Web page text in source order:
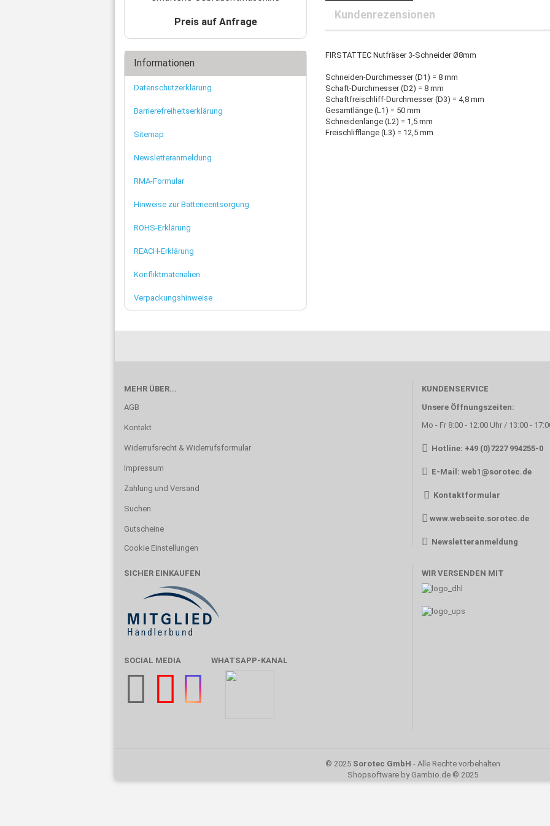
Steuerleitung
Motoranschlussleitung
Flachbandkabel
Zahnriemen
Ø 25 mm-Klauenkupplungen
Ø 30 mm-Klauenkupplungen
Ø 40 mm-Klauenkupplungen
Wasserabscheider
Einschraubtüllen
Schalldämpfer
Verschluss-Schraube
Rückschlagventil
Sonstiges
Kundenrezensionen
FIRSTATTEC Nutfräser 3-Schneider Ø8mm
Schneiden-Durchmesser (D1) = 8 mm
Schaft-Durchmesser (D2) = 8 mm
Schaftfreischliff-Durchmesser (D3) = 4,8 mm
Gesamtlänge (L1) = 50 mm
Schneidenlänge (L2) = 1,5 mm
Freischlifflänge (L3) = 12,5 mm
Preis auf Anfrage
Informationen
Datenschutzerklärung
Barrierefreiheitserklärung
Sitemap
Newsletteranmeldung
RMA-Formular
Hinweise zur Batterieentsorgung
ROHS-Erklärung
REACH-Erklärung
Konfliktmaterialien
Verpackungshinweise
MEHR ÜBER...
AGB
Kontakt
Widerrufsrecht & Widerrufsformular
Impressum
Zahlung und Versand
Suchen
Gutscheine
Cookie Einstellungen
KUNDENSERVICE
Unsere Öffnungszeiten:
Mo - Fr 8:00 - 12:00 Uhr / 13:00 -
Hotline: +49 (0)7227 994255-0
E-Mail: web1@sorotec.de
Kontaktformular
www.webseite.sorotec.de
Newsletteranmeldung
SICHER EINKAUFEN
SOCIAL MEDIA WHATSAPP-KANAL
WIR VERSENDEN MIT
© 2025 Sorotec GmbH - Alle Rechte vorbehalten
Shopsoftwareby Gambio.de © 2025